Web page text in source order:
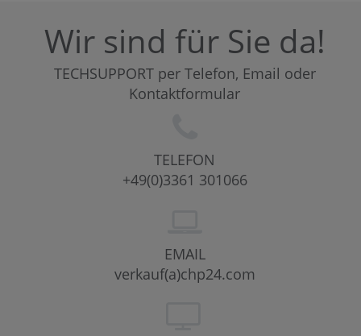
Wir sind für Sie da!
TECHSUPPORT per Telefon, Email oder
Kontaktformular
TELEFON
+49(0)3361 301066
EMAIL
verkauf(a)chp24.com